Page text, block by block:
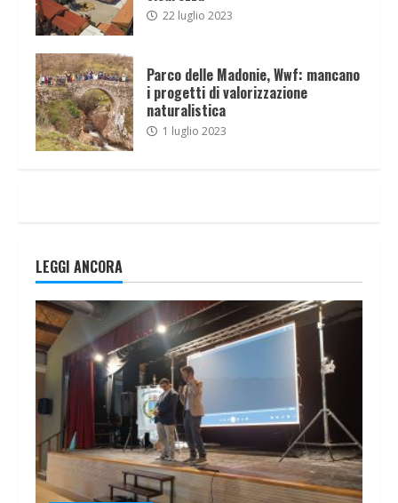
22 luglio 2023
Parco delle Madonie, Wwf: mancano
i progetti di valorizzazione
naturalistica
1 luglio 2023
LEGGI ANCORA